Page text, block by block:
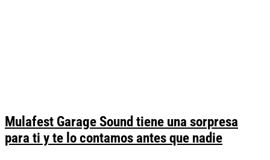
Mulafest Garage Sound tiene una sorpresa
para ti y te lo contamos antes que nadie